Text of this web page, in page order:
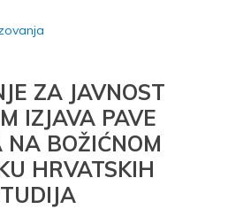
ZA JAVNOST
IZJAVA PAVE
NA BOŽIĆNOM
HRVATSKIH